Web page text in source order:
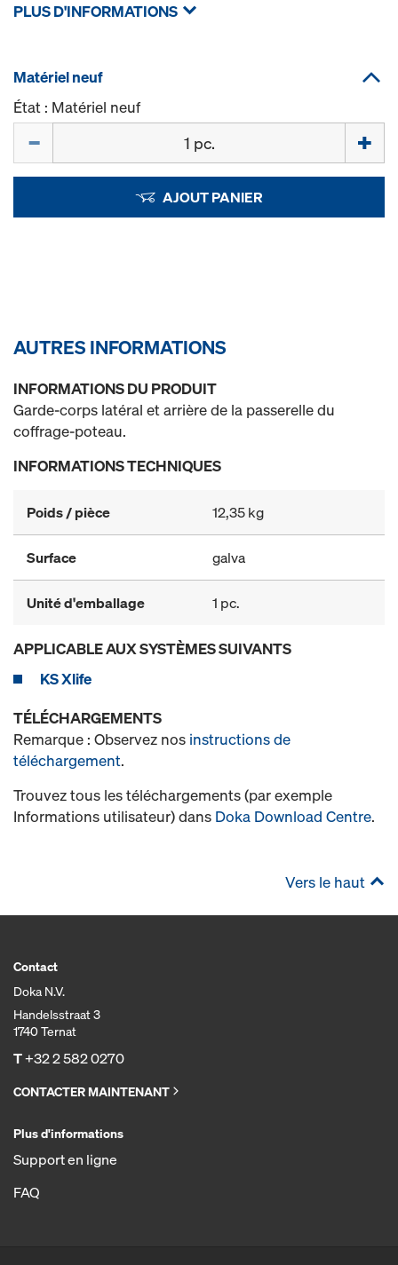
PLUS D'INFORMATIONS
Matériel neuf
État : Matériel neuf
AJOUT PANIER
AUTRES INFORMATIONS
INFORMATIONS DU PRODUIT
Garde-corps latéral et arrière de la passerelle du
coffrage-poteau.
INFORMATIONS TECHNIQUES
Poids / pièce 12,35 kg
Surface galva
Unité d'emballage 1 pc.
APPLICABLE AUX SYSTÈMES SUIVANTS
KS Xlife
TÉLÉCHARGEMENTS
Remarque : Observez nos instructions de
téléchargement.
Trouvez tous les téléchargements (par exemple
Informations utilisateur) dans Doka Download Centre.
Vers le haut
Contact
Doka N.V.
Handelsstraat 3
1740 Ternat
T+32 2 582 0270
CONTACTER MAINTENANT
Plus d'informations
Support en ligne
FAQ